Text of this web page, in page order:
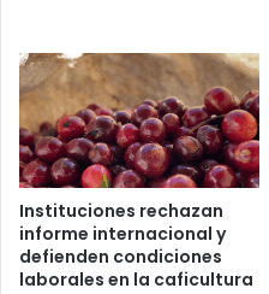
Instituciones rechazan
informe internacional y
defienden condiciones
laborales en la caficultura